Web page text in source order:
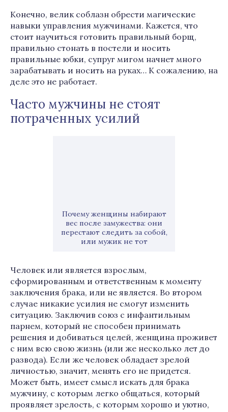
Конечно, велик соблазн обрести магические
навыки управления мужчинами. Кажется, что
стоит научиться готовить правильный борщ,
правильно стонать в постели и носить
правильные юбки, супруг мигом начнет много
зарабатывать и носить на руках… К сожалению, на
деле это не работает.
Часто мужчины не стоят
потраченных усилий
Почему женщины набирают
вес после замужества: они
перестают следить за собой,
или мужик не тот
Человек или является взрослым,
сформированным и ответственным к моменту
заключения брака, или не является. Во втором
случае никакие усилия не смогут изменить
ситуацию. Заключив союз с инфантильным
парнем, который не способен принимать
решения и добиваться целей, женщина проживет
с ним всю свою жизнь (или же несколько лет до
развода). Если же человек обладает зрелой
личностью, значит, менять его не придется.
Может быть, имеет смысл искать для брака
мужчину, с которым легко общаться, который
проявляет зрелость, с которым хорошо и уютно,